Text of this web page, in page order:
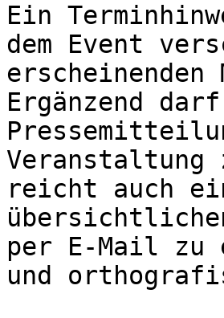
Ein
dem Event
erscheinenden
Ergänzend
reicht auch
per E-Mail
und